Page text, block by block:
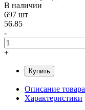
В наличии
697 шт
56.85
-
+
Купить
Описание товара
Характеристики